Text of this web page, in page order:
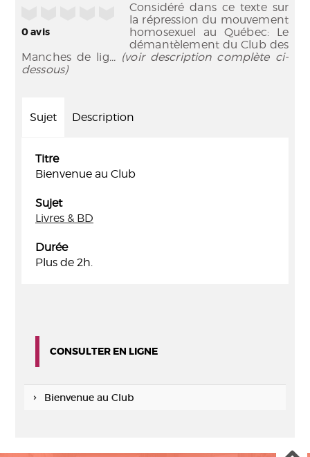
0avis
Considéré dans ce texte sur
la répression du mouvement
homosexuel au Québec: Le
démantèlement du Club des
Manches de lig... (voir description complète ci-
dessous)
Sujet Description
Titre
Bienvenue au Club
Sujet
Livres & BD
Durée
Plus de 2h.
CONSULTER EN LIGNE
Bienvenue au Club